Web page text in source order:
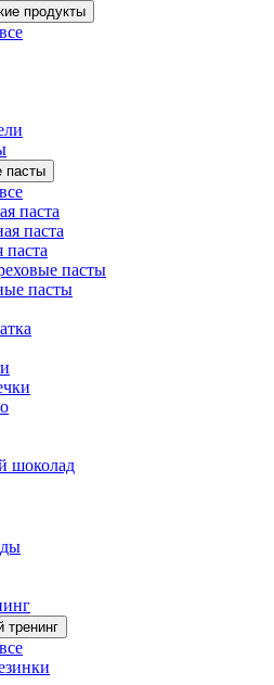
продукты
пасты
паста
паста
паста
пасты
пасты
шоколад
тренинг